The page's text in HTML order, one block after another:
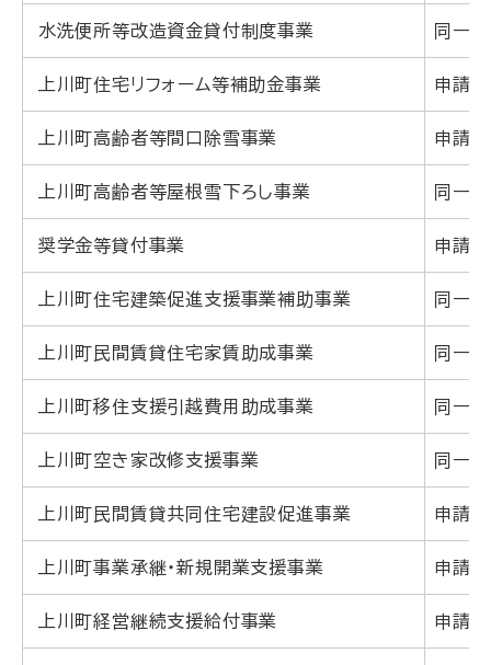
水洗便所等改造資金貸付制度事業 同一
上川町住宅リフォーム等補助金事業 申請
上川町高齢者等間口除雪事業 申請
上川町高齢者等屋根雪下ろし事業 同一
奨学金等貸付事業 申請
上川町住宅建築促進支援事業補助事業 同一
上川町民間賃貸住宅家賃助成事業 同一
上川町移住支援引越費用助成事業 同一
上川町空き家改修支援事業 同一
上川町民間賃貸共同住宅建設促進事業 申請
上川町事業承継・新規開業支援事業 申請
上川町経営継続支援給付事業 申請